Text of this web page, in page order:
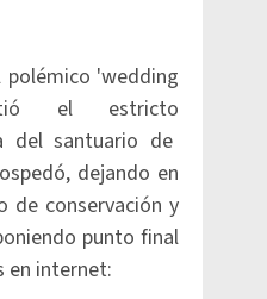
polémico 'wedding
el estricto
del santuario de
dejando en
de conservación y
punto final
en internet: